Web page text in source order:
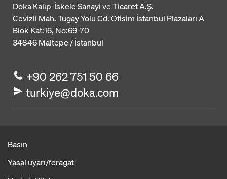
Doka Kalıp-İskele Sanayi ve Ticaret A.Ş.
Cevizli Mah. Tugay Yolu Cd. Ofisim İstanbul Plazaları A
Blok Kat:16, No:69-70
34846Maltepe / İstanbul
+90 262 751 50 66
turkiye@doka.com
Basın
Yasal uyarı/feragat